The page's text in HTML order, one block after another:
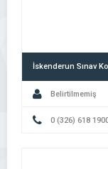
İskenderun Sınav
Belirtilmemiş
0 (326) 618